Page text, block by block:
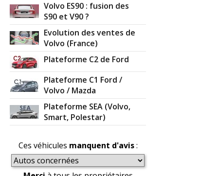
Volvo ES90 : fusion des
S90 et V90 ?
Evolution des ventes de
Volvo (France)
Plateforme C2 de Ford
Plateforme C1 Ford /
Volvo / Mazda
Plateforme SEA (Volvo,
Smart, Polestar)
Ces véhicules manquent d'avis: